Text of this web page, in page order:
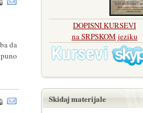
da
DOPISNI KURSEVI
na SRPSKOM jeziku
Skidaj materijale